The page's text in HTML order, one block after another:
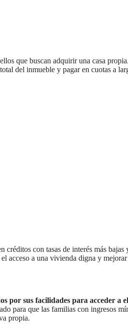
que buscan adquirir una casa
del inmueble y pagar en cuotas a
créditos con tasas de interés más bajas
acceso a una vivienda digna y
por sus facilidades para acceder a
para que las familias con ingresos
propia.